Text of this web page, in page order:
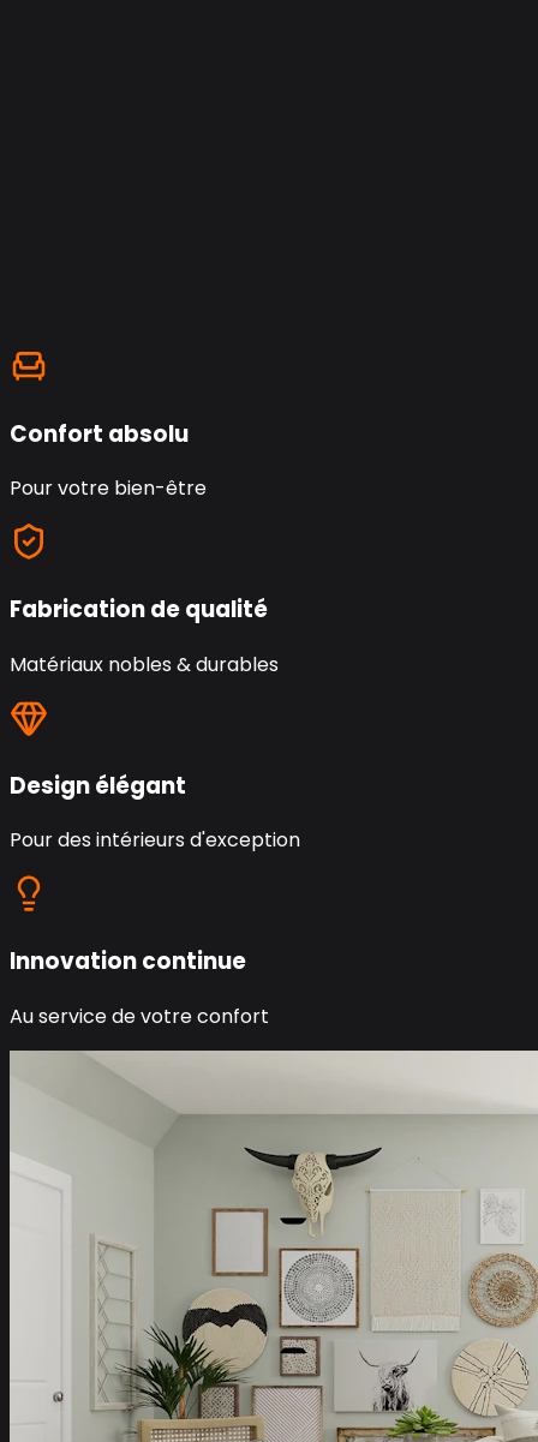
Confort absolu
Pour votre bien-être
Fabrication de qualité
Matériaux nobles & durables
Design élégant
Pour des intérieurs d'exception
Innovation continue
Au service de votre confort